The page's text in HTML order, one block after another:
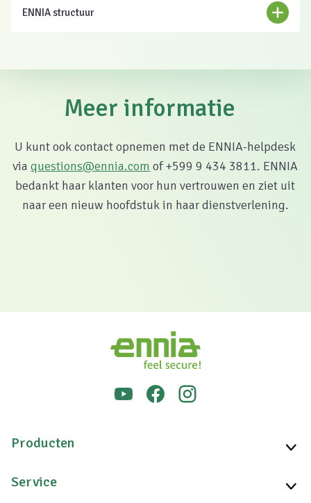
ENNIA structuur
Meer informatie
U kunt ook contact opnemen met de ENNIA-helpdesk
viaquestions@ennia.com of +599 9 434 3811. ENNIA
bedankt haar klanten voor hun vertrouwen en ziet uit
naar een nieuw hoofdstuk in haar dienstverlening.
Producten
Service